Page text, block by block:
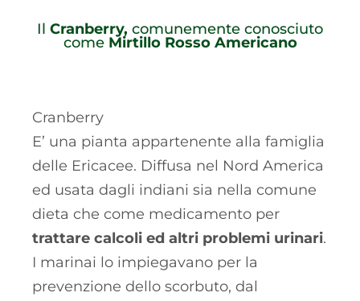
Il Cranberry, comunemente conosciuto
comeMirtillo Rosso Americano
Cranberry
E’ una pianta appartenente alla famiglia
delle Ericacee. Diffusa nel Nord America
ed usata dagli indiani sia nella comune
dieta che come medicamento per
trattare calcoli ed altri problemi urinari.
I marinai lo impiegavano per la
prevenzione dello scorbuto, dal